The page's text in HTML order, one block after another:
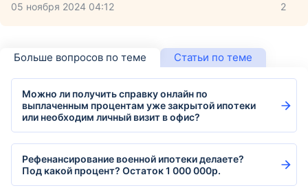
05 ноября 2024 04:12 2
Больше вопросов по теме Статьи по теме
Можно ли получить справку онлайн по
выплаченным процентам уже закрытой ипотеки
или необходим личный визит в офис?
Рефенансирование военной ипотеки делаете?
Под какой процент? Остаток 1 000 000р.